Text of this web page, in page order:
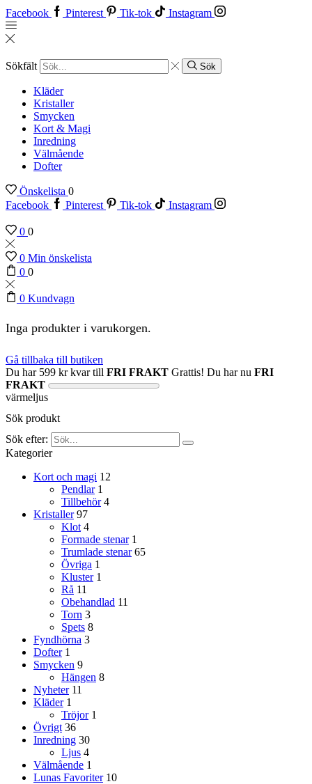
Facebook Pinterest Tik-tok Instagram
Sökfält Sök
Kläder
Kristaller
Smycken
Kort & Magi
Inredning
Välmående
Dofter
Önskelista 0
Facebook
Pinterest Tik-tok Instagram
0 0
0 Min önskelista
0 0
0 Kundvagn
Inga produkter i varukorgen.
Gå tillbaka till butiken
Du har 599 krkvar till FRI FRAKT Grattis! Du har nu FRI
FRAKT
värmeljus
Sök produkt
Sök efter:
Kategorier
Kort och magi 12
Pendlar 1
Tillbehör 4
Kristaller 97
Klot 4
Formade stenar 1
Trumlade stenar 65
Övriga 1
Kluster 1
Rå 11
Obehandlad 11
Torn 3
Spets 8
Fyndhörna 3
Dofter 1
Smycken 9
Hängen 8
Nyheter 11
Kläder 1
Tröjor 1
Övrigt 36
Inredning 30
Ljus 4
Välmående 1
Lunas Favoriter 10